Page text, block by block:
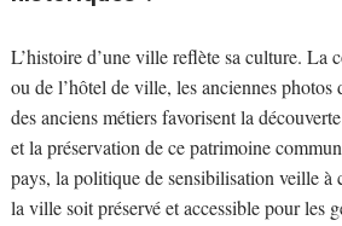
L’histoire d’une ville reflète sa culture. La
ou de l’hôtel de ville, les anciennes photos
des anciens métiers favorisent la
et la préservation de ce patrimoine
pays, la politique de sensibilisation veille à
la ville soit préservé et accessible pour les